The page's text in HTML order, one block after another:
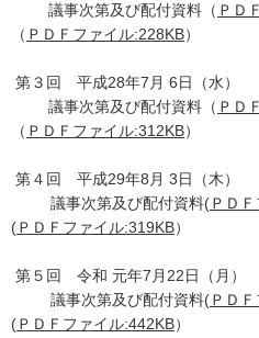
議事次第及び配付資料（ ＰＤ
（ ＰＤＦファイル:228KB）
第３回 平成28年7月 6日（水）
議事次第及び配付資料（ ＰＤ
（ ＰＤＦファイル:312KB）
第４回 平成29年8月 3日（木）
議事次第及び配付資料(ＰＤ
(ＰＤＦファイル:319KB）
第５回 令和 元年7月22日（月）
議事次第及び配付資料(ＰＤ
(ＰＤＦファイル:442KB）